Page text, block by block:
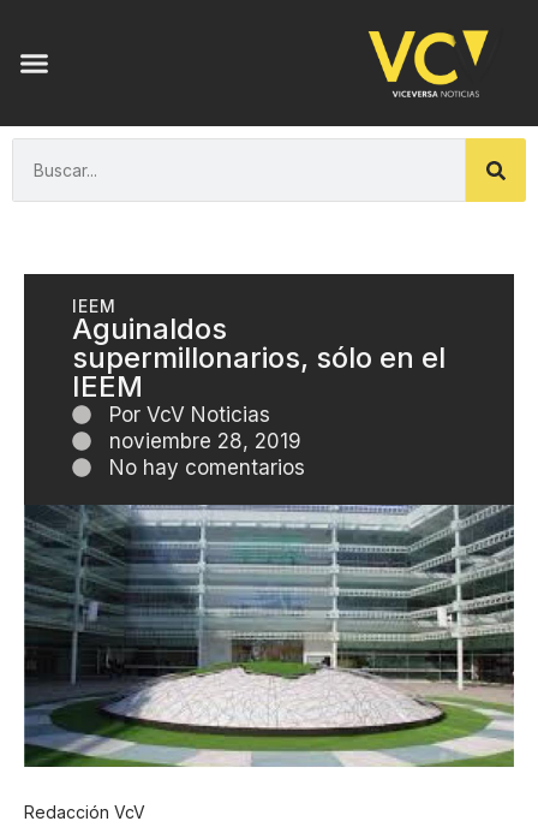
IEEM
Aguinaldos
supermillonarios, sólo en el
IEEM
Por VcV Noticias
noviembre 28, 2019
No hay comentarios
Redacción VcV